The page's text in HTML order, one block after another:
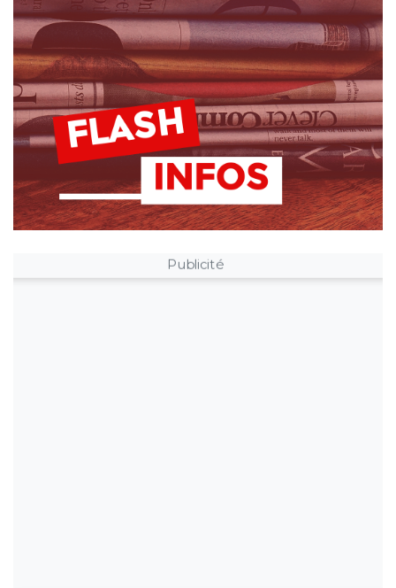
Publicité